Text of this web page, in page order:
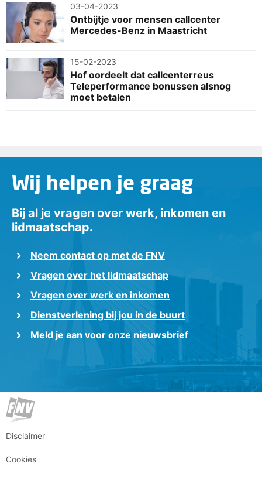
03-04-2023
Ontbijtje voor mensen callcenter
Mercedes-Benz in Maastricht
15-02-2023
Hof oordeelt dat callcenterreus
Teleperformance bonussen alsnog
moet betalen
Wij helpen je graag
Bij al je vragen over werk, inkomen en
lidmaatschap.
Neem contact op met de FNV
Vragen over het lidmaatschap
Vragen over werk en inkomen
Dienstverlening bij jou in de buurt
Meld je aan voor onze nieuwsbrief
Disclaimer
Cookies